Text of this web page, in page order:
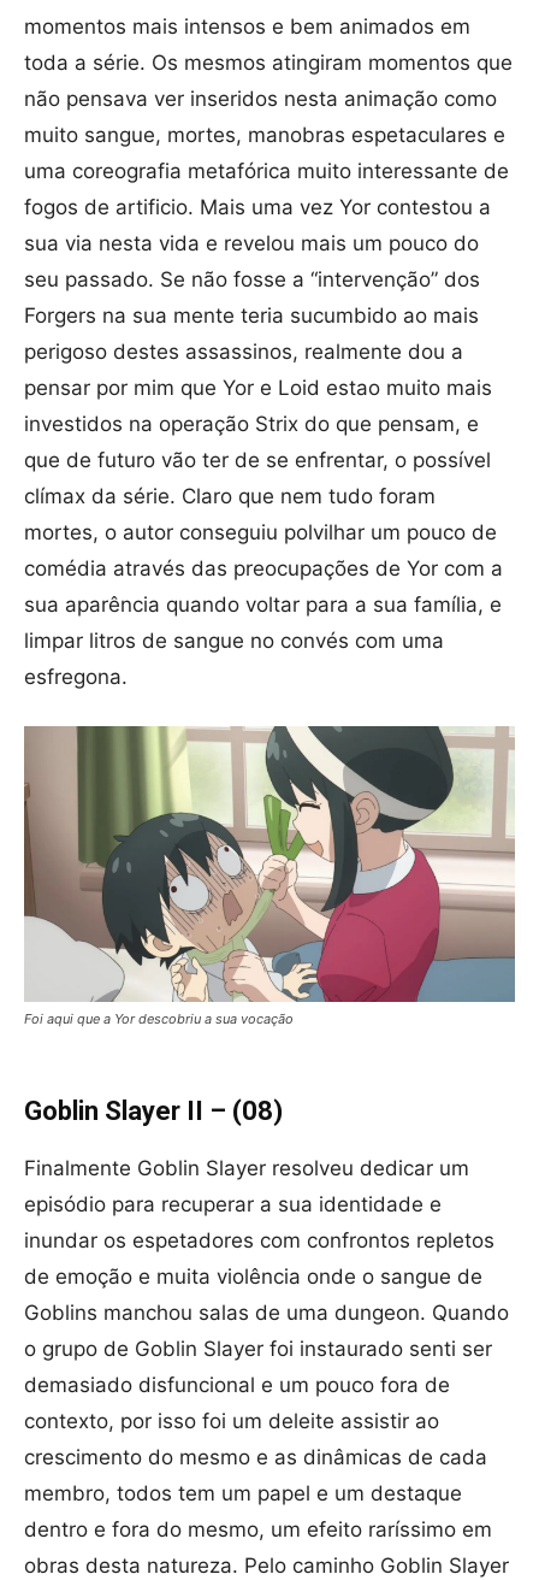
momentos mais intensos e bem animados em
toda a série. Os mesmos atingiram momentos que
não pensava ver inseridos nesta animação como
muito sangue, mortes, manobras espetaculares e
uma coreografia metafórica muito interessante de
fogos de artificio. Mais uma vez Yor contestou a
sua via nesta vida e revelou mais um pouco do
seu passado. Se não fosse a “intervenção” dos
Forgers na sua mente teria sucumbido ao mais
perigoso destes assassinos, realmente dou a
pensar por mim que Yor e Loid estao muito mais
investidos na operação Strix do que pensam, e
que de futuro vão ter de se enfrentar, o possível
clímax da série. Claro que nem tudo foram
mortes, o autor conseguiu polvilhar um pouco de
comédia através das preocupações de Yor com a
sua aparência quando voltar para a sua família, e
limpar litros de sangue no convés com uma
esfregona.
Foi aqui que a Yor descobriu a sua vocação
Goblin Slayer II – (08)
Finalmente Goblin Slayer resolveu dedicar um
episódio para recuperar a sua identidade e
inundar os espetadores com confrontos repletos
de emoção e muita violência onde o sangue de
Goblins manchou salas de uma dungeon. Quando
o grupo de Goblin Slayer foi instaurado senti ser
demasiado disfuncional e um pouco fora de
contexto, por isso foi um deleite assistir ao
crescimento do mesmo e as dinâmicas de cada
membro, todos tem um papel e um destaque
dentro e fora do mesmo, um efeito raríssimo em
obras desta natureza. Pelo caminho Goblin Slayer